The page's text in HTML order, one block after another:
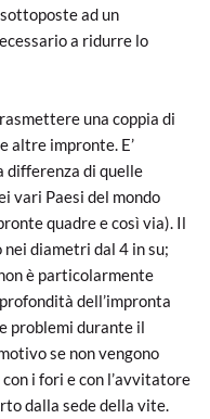
ad un
a ridurre lo
una coppia di
altre impronte. E’
differenza di quelle
vari Paesi del mondo
quadre e così via). Il
diametri dal 4 in su;
è particolarmente
dell’impronta
problemi durante il
se non vengono
i fori e con l’avvitatore
dalla sede della vite.